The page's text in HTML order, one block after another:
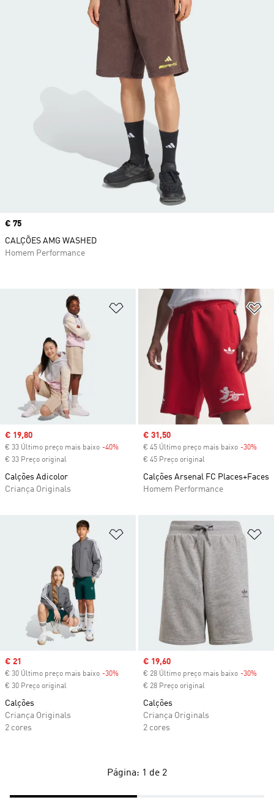
Adicionar à Lista de Desejos
Sale price
€ 19,80
€ 33 Último preço mais baixo -40% Discount
€ 33 Preço original
Calções Adicolor
Criança Originals
Sale price
€ 31,50
€ 45 Último preço mais baixo -30%
€ 45 Preço original
Calções Arsenal FC Places+Faces
Homem Performance
Adicionar à Lista de Desejos
Sale price
€ 21
€ 30 Último preço mais baixo -30% Discount
€ 30 Preço original
Calções
Criança Originals
2 cores
Sale price
€ 19,60
€ 28 Último preço mais baixo -30%
€ 28 Preço original
Calções
Criança Originals
2 cores
Price
€ 75
CALÇÕES AMG WASHED
Homem Performance
Página: 1 de 2